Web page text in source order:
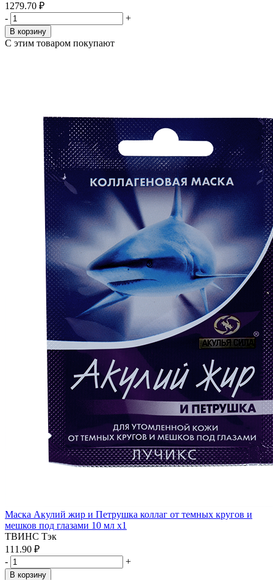
1279.70 ₽
-
+
В корзину
С этим товаром покупают
Маска Акулий жир и Петрушка коллаг от темных кругов и
мешков под глазами 10 мл x1
ТВИНС Тэк
111.90 ₽
-
+
В корзину